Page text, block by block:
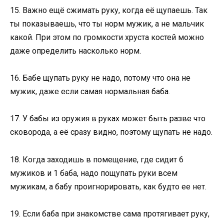
15. Важно ещё сжимать руку, когда её щупаешь. Так
ты показываешь, что ты норм мужик, а не мальчик
какой. При этом по громкости хруста костей можно
даже определить насколько норм.
16. Бабе щупать руку не надо, потому что она не
мужик, даже если самая нормальная баба.
17. У бабы из оружия в руках может быть разве что
сковорода, а её сразу видно, поэтому щупать не надо.
18. Когда заходишь в помещение, где сидит 6
мужиков и 1 баба, надо пощупать руки всем
мужикам, а бабу проигнорировать, как будто ее нет.
19. Если баба при знакомстве сама протягивает руку,